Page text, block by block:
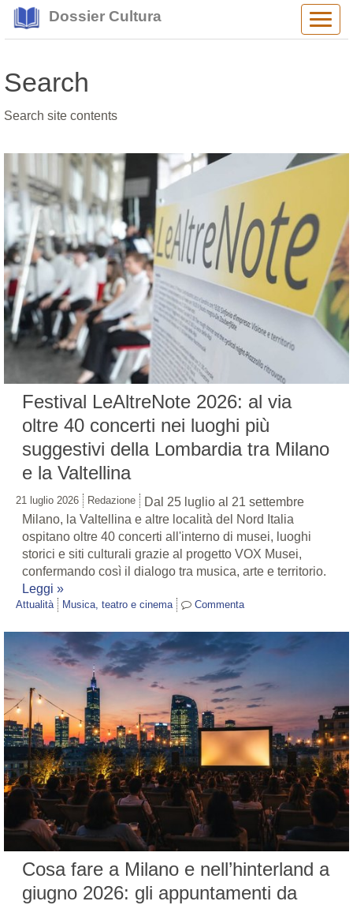
Dossier Cultura
Search
Search site contents
Festival LeAltreNote 2026: al via
oltre 40 concerti nei luoghi più
suggestivi della Lombardia tra Milano
e la Valtellina
21 luglio 2026 Redazione
Dal 25 luglio al 21 settembre
Milano, la Valtellina e altre località del Nord Italia
ospitano oltre 40 concerti all'interno di musei, luoghi
storici e siti culturali grazie al progetto VOX Musei,
confermando così il dialogo tra musica, arte e territorio.
Leggi »
Attualità Musica, teatro e cinema Commenta
Cosa fare a Milano e nell’hinterland a
giugno 2026: gli appuntamenti da